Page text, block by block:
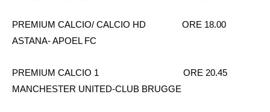
PREMIUM CALCIO/ CALCIO HD ORE 18.00
ASTANA- APOEL FC
PREMIUM CALCIO 1
ORE 20.45
MANCHESTER UNITED-CLUB BRUGGE